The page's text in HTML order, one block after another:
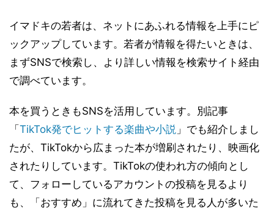
イマドキの若者は、ネットにあふれる情報を上手にピ
ックアップしています。若者が情報を得たいときは、
まずSNSで検索し、より詳しい情報を検索サイト経由
で調べています。
本を買うときもSNSを活用しています。別記事
「 TikTok発でヒットする楽曲や小説 」でも紹介しまし
たが、TikTokから広まった本が増刷されたり、映画化
されたりしています。TikTokの使われ方の傾向とし
て、フォローしているアカウントの投稿を見るより
も、「おすすめ」に流れてきた投稿を見る人が多いた